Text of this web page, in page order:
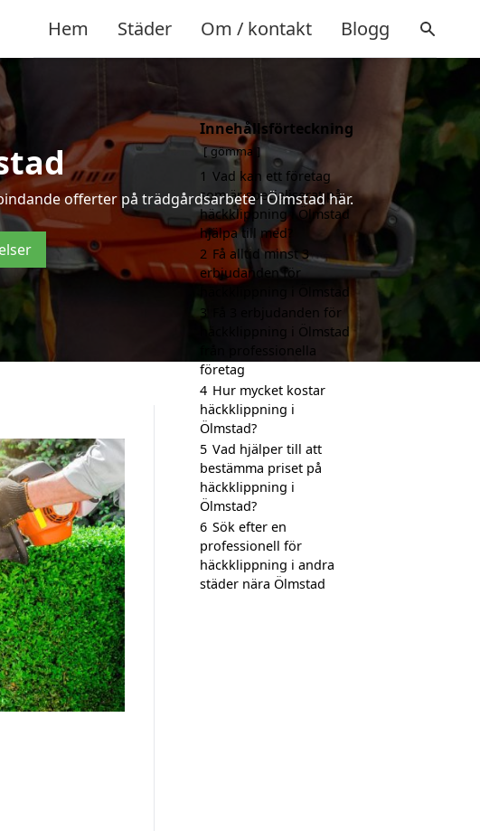
Hem Städer Om / kontakt Blogg
offerter på trädgårdsarbete i Ölmstad här.
Innehållsförteckning
gömma
1 Vad kan ett företag
som är specialiserat på
häckklippning i Ölmstad
hjälpa till med?
2 Få alltid minst 3
erbjudanden för
häckklippning i Ölmstad
3
Få 3 erbjudanden för
häckklippning i Ölmstad
från professionella
företag
4 Hur mycket kostar
häckklippning i
Ölmstad?
5 Vad hjälper till att
bestämma priset på
häckklippning i
Ölmstad?
6 Sök efter en
professionell för
häckklippning i andra
städer nära Ölmstad